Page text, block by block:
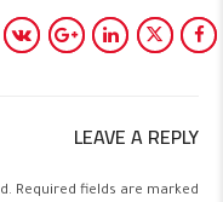
LEAVE A REPLY
Required fields are marked *